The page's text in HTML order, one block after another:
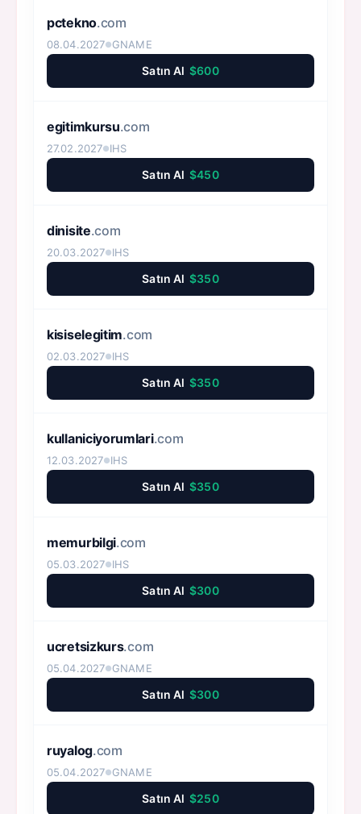
pctekno.com
08.04.2027●GNAME
Satın Al $600
egitimkursu.com
27.02.2027●IHS
Satın Al $450
dinisite.com
20.03.2027●IHS
Satın Al $350
kisiselegitim.com
02.03.2027●IHS
Satın Al $350
kullaniciyorumlari.com
12.03.2027●IHS
Satın Al $350
memurbilgi.com
05.03.2027●IHS
Satın Al $300
ucretsizkurs.com
05.04.2027●GNAME
Satın Al $300
ruyalog.com
05.04.2027●GNAME
Satın Al $250